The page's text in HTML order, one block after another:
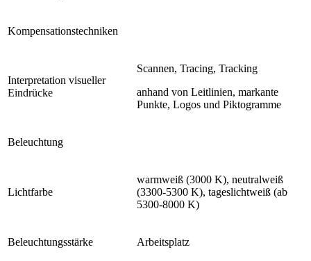
Kompensationstechniken
Interpretation visueller
Eindrücke
Scannen, Tracing, Tracking
anhand von Leitlinien, markante
Punkte, Logos und Piktogramme
Beleuchtung
Lichtfarbe
warmweiß (3000 K), neutralweiß
(3300-5300 K), tageslichtweiß (ab
5300-8000 K)
Beleuchtungsstärke Arbeitsplatz